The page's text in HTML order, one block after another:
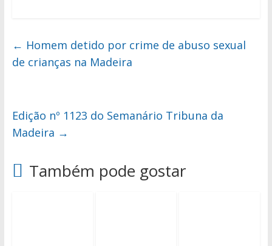
← Homem detido por crime de abuso sexual
de crianças na Madeira
Edição nº 1123 do Semanário Tribuna da
Madeira →
Também pode gostar